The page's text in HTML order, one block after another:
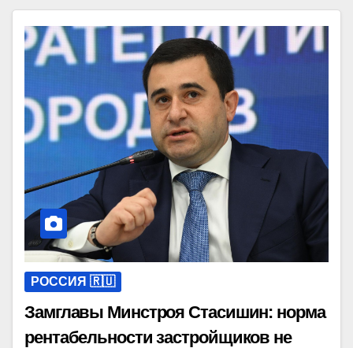
РОССИЯ 🇷🇺
Замглавы Минстроя Стасишин: норма
рентабельности застройщиков не